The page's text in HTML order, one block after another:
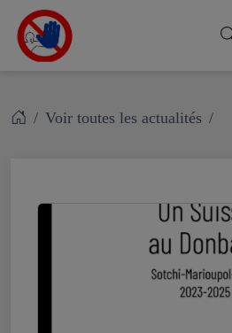
Voir toutes les actualités